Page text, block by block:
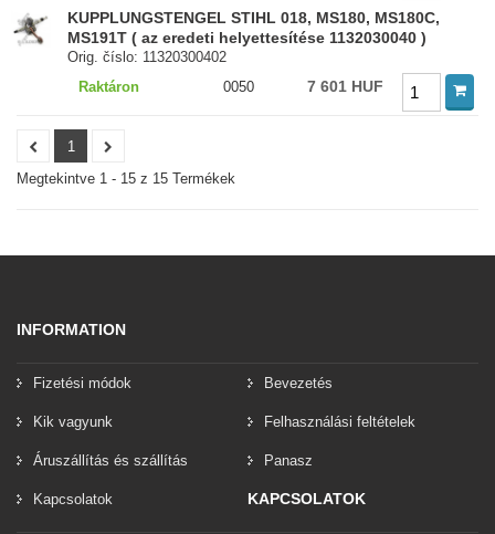
KUPPLUNGSTENGEL STIHL 018, MS180, MS180C,
MS191T ( az eredeti helyettesítése 1132030040 )
Orig. číslo: 11320300402
Raktáron
0050 7 601 HUF
1
Megtekintve 1 - 15 z 15 Termékek
INFORMATION
Fizetési módok Bevezetés
Kik vagyunk Felhasználási feltételek
Áruszállítás és szállítás Panasz
Kapcsolatok KAPCSOLATOK